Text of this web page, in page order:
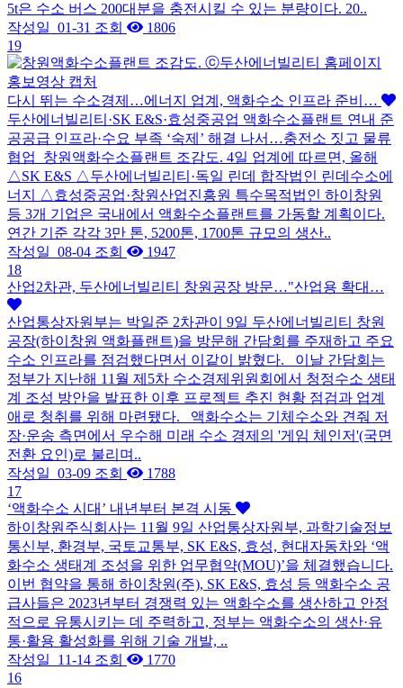
5t은 수소 버스 200대분을 충전시킬 수 있는 분량이다. 20..
작성일 01-31 조회
1806
19
다시 뛰는 수소경제…에너지 업계, 액화수소 인프라 준비…
두산에너빌리티·SK E&S·효성중공업 액화수소플랜트 연내 준
공공급 인프라·수요 부족 ‘숙제’ 해결 나서…충전소 짓고 물류
협업 창원액화수소플랜트 조감도. 4일 업계에 따르면, 올해
△SK E&S △두산에너빌리티·독일 린데 합작법인 린데수소에
너지 △효성중공업·창원산업진흥원 특수목적법인 하이창원
등 3개 기업은 국내에서 액화수소플랜트를 가동할 계획이다.
연간 기준 각각 3만 톤, 5200톤, 1700톤 규모의 생산..
작성일 08-04 조회
1947
18
산업2차관, 두산에너빌리티 창원공장 방문…"산업용 확대…
산업통상자원부는 박일준 2차관이 9일 두산에너빌리티 창원
공장(하이창원 액화플랜트)을 방문해 간담회를 주재하고 주요
수소 인프라를 점검했다면서 이같이 밝혔다. 이날 간담회는
정부가 지난해 11월 제5차 수소경제위원회에서 청정수소 생태
계 조성 방안을 발표한 이후 프로젝트 추진 현황 점검과 업계
애로 청취를 위해 마련됐다. 액화수소는 기체수소와 견줘 저
장·운송 측면에서 우수해 미래 수소 경제의 '게임 체인저'(국면
전환 요인)로 불리며..
작성일 03-09 조회
1788
17
‘액화수소 시대’ 내년부터 본격 시동
하이창원주식회사는 11월 9일 산업통상자원부, 과학기술정보
통신부, 환경부, 국토교통부, SK E&S, 효성, 현대자동차와 ‘액
화수소 생태계 조성을 위한 업무협약(MOU)’을 체결했습니다.
이번 협약을 통해 하이창원(주), SK E&S, 효성 등 액화수소 공
급사들은 2023년부터 경쟁력 있는 액화수소를 생산하고 안정
적으로 유통시키는 데 주력하고, 정부는 액화수소의 생산·유
통·활용 활성화를 위해 기술 개발, ..
작성일
11-14 조회
1770
16